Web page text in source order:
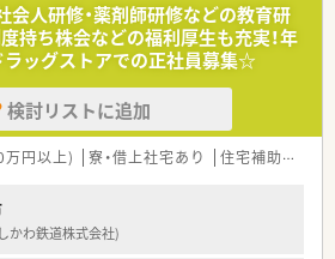
会人研修・薬剤師研修などの教育研
持ち株会などの福利厚生も充実！年
ッグストアでの正社員募集☆
検討リストに追加
円以上) 寮・借上社宅あり 住宅補助(手当)あり
かわ鉄道株式会社)